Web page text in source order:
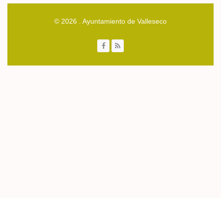
© 2026 . Ayuntamiento de Valleseco